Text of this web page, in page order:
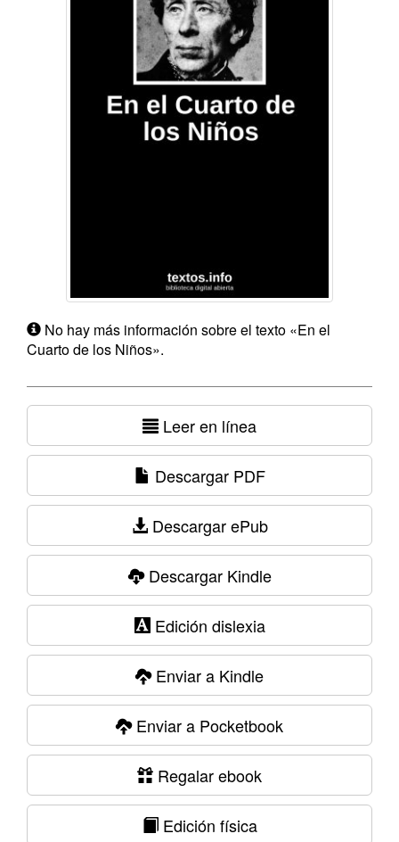
No hay más información sobre el texto «En el
Cuarto de los Niños».
Leer en línea
Descargar PDF
Descargar ePub
Descargar Kindle
Edición dislexia
Enviar a Kindle
Enviar a Pocketbook
Regalar ebook
Edición física